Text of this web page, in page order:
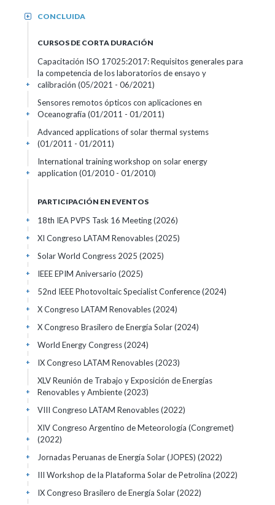
CONCLUIDA
+
CURSOS DE CORTA DURACIÓN
Capacitación ISO 17025:2017: Requisitos generales para
la competencia de los laboratorios de ensayo y
calibración (05/2021 - 06/2021)
+
Sensores remotos ópticos con aplicaciones en
Oceanografía (01/2011 - 01/2011)
+
Advanced applications of solar thermal systems
(01/2011 - 01/2011)
+
International training workshop on solar energy
application (01/2010 - 01/2010)
+
PARTICIPACIÓN EN EVENTOS
18th IEA PVPS Task 16 Meeting(2026)
+
XI Congreso LATAM Renovables(2025)
+
Solar World Congress 2025 (2025)
+
IEEE EPIM Aniversario (2025)
+
52nd IEEE Photovoltaic Specialist Conference(2024)
+
X Congreso LATAM Renovables(2024)
+
X Congreso Brasilero de Energía Solar(2024)
+
World Energy Congress(2024)
+
IX Congreso LATAM Renovables(2023)
+
XLV Reunión de Trabajo y Exposición de Energías
Renovables y Ambiente(2023)
+
VIII Congreso LATAM Renovables(2022)
+
XIV Congreso Argentino de Meteorología (Congremet)
(2022)
+
Jornadas Peruanas de Energía Solar (JOPES) (2022)
+
III Workshop de la Plataforma Solar de Petrolina (2022)
+
IX Congreso Brasilero de Energía Solar(2022)
+